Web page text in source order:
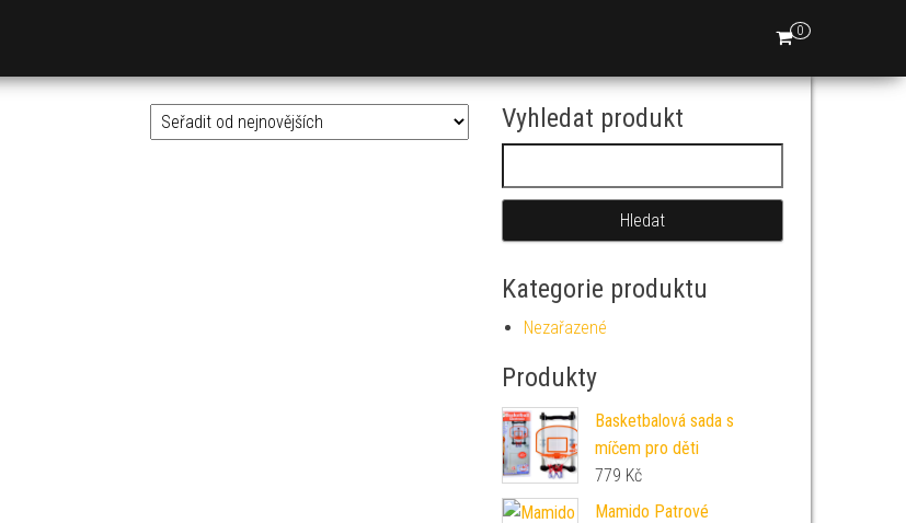
0
Vyhledat produkt
Kategorie produktu
Nezařazené
Produkty
Basketbalová sada s
míčem pro děti
779 Kč
Mamido Patrové